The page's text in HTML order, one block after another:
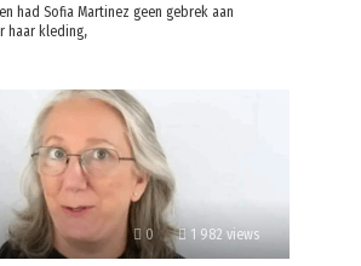
had Sofia Martinez geen gebrek aan
haar kleding,
0 1 982 views